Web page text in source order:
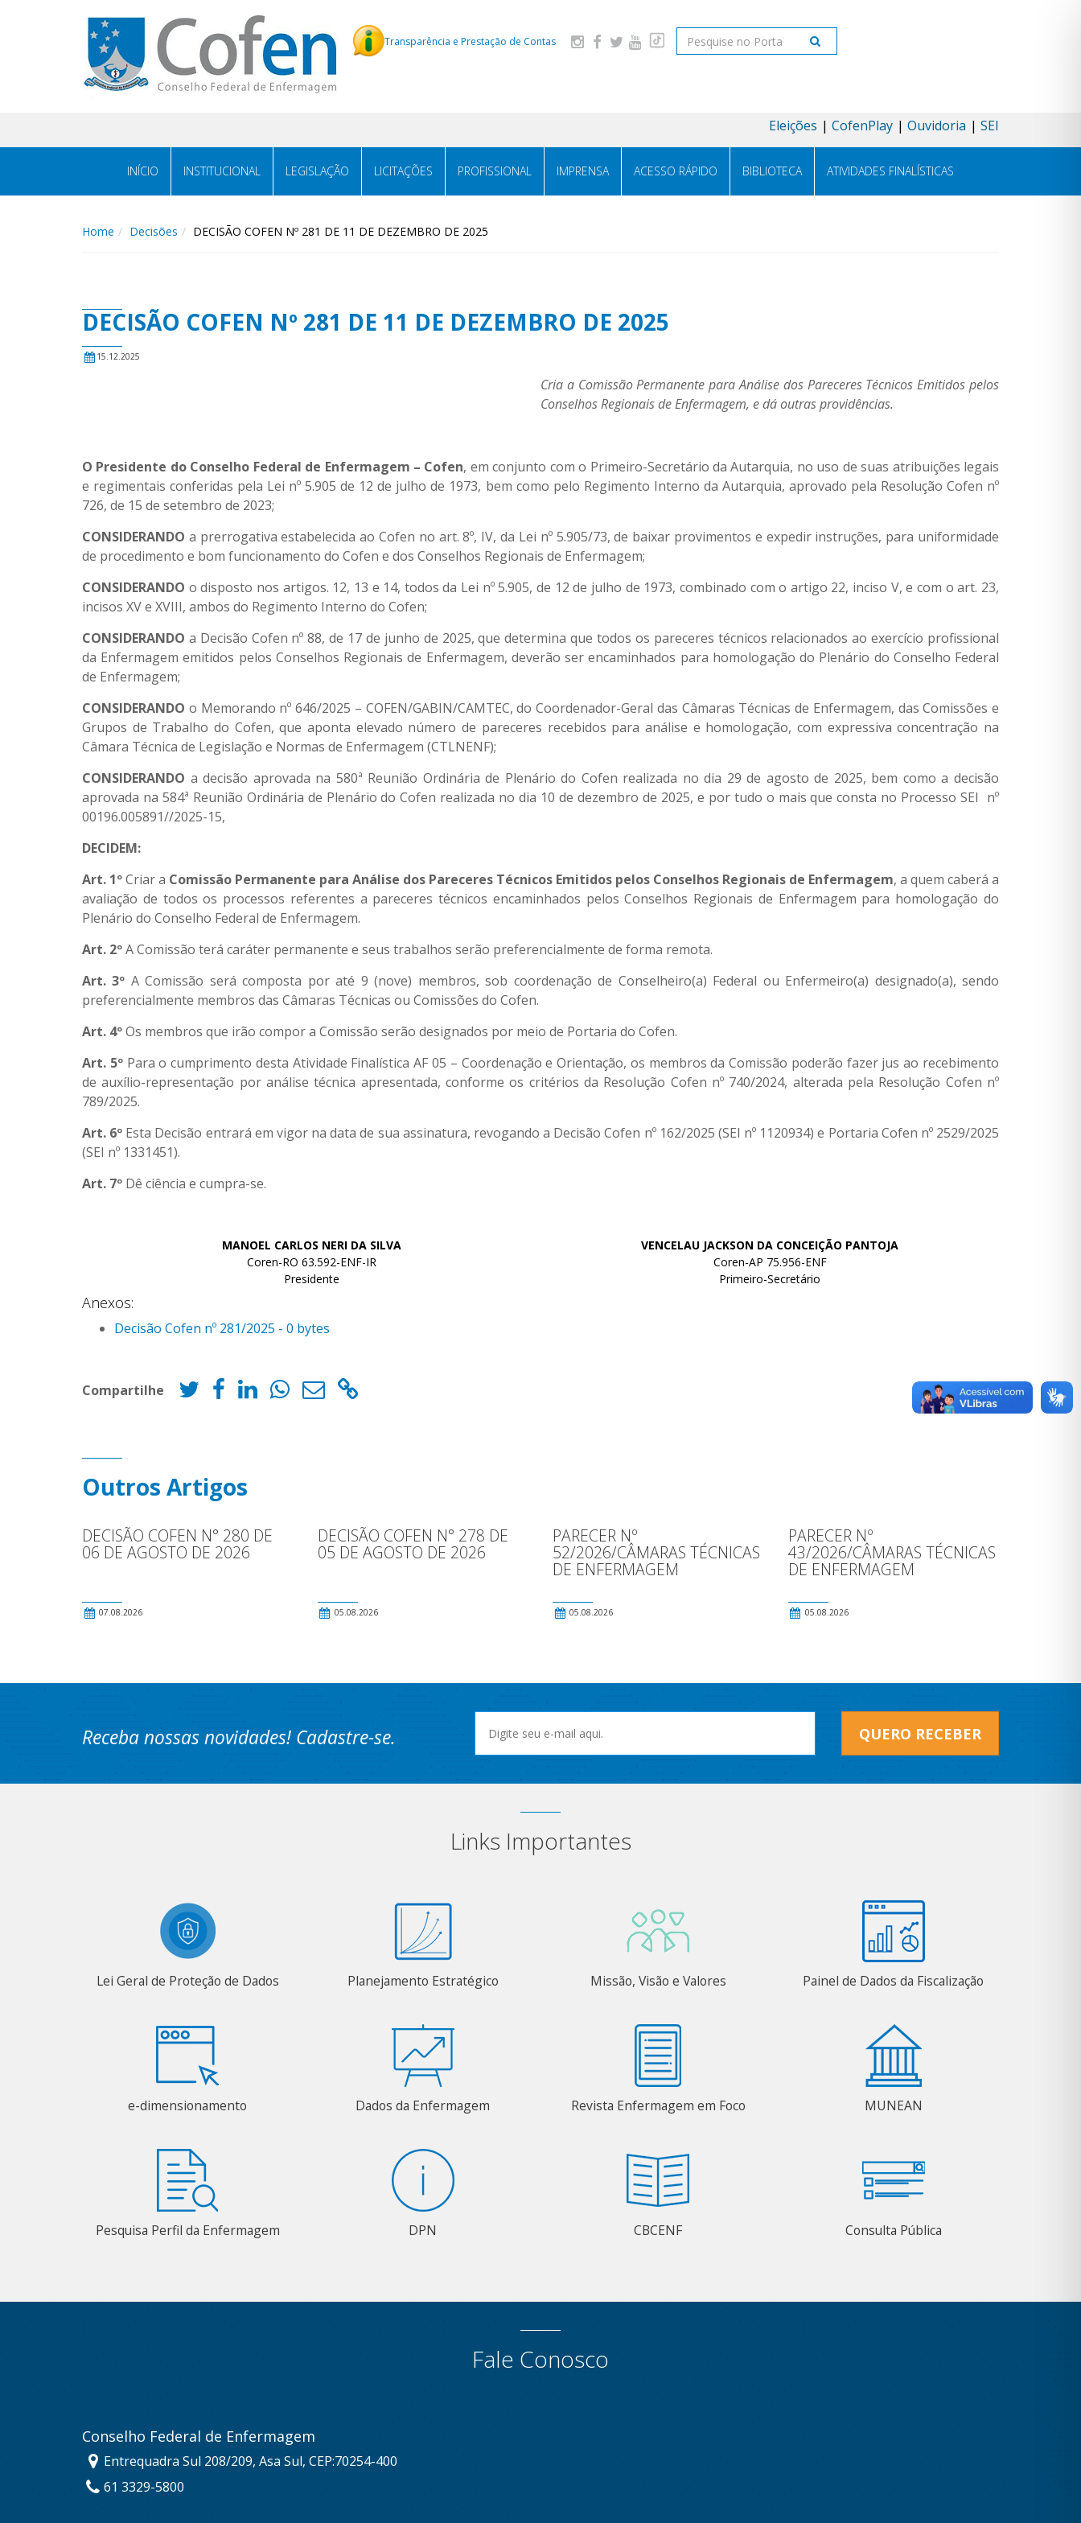
Transparência e Prestação de Contas Pesquisar
Eleições CofenPlay Ouvidoria SEI
INÍCIO INSTITUCIONAL LEGISLAÇÃO LICITAÇÕES PROFISSIONAL IMPRENSA ACESSO RÁPIDO BIBLIOTECA ATIVIDADES FINALÍSTICAS
Home Decisões DECISÃO COFEN Nº 281 DE 11 DE DEZEMBRO DE 2025
DECISÃO COFEN Nº 281 DE 11 DE DEZEMBRO DE 2025
15.12.2025
Cria a Comissão Permanente para Análise dos Pareceres Técnicos Emitidos pelos
Conselhos Regionais de Enfermagem, e dá outras providências.
O Presidente do Conselho Federal de Enfermagem – Cofen, em conjunto com o Primeiro-Secretário da Autarquia, no uso de suas atribuições legais
e regimentais conferidas pela Lei nº 5.905 de 12 de julho de 1973, bem como pelo Regimento Interno da Autarquia, aprovado pela Resolução Cofen nº
726, de 15 de setembro de 2023;
CONSIDERANDO a prerrogativa estabelecida ao Cofen no art. 8º, IV, da Lei nº 5.905/73, de baixar provimentos e expedir instruções, para uniformidade
de procedimento e bom funcionamento do Cofen e dos Conselhos Regionais de Enfermagem;
CONSIDERANDO o disposto nos artigos. 12, 13 e 14, todos da Lei nº 5.905, de 12 de julho de 1973, combinado com o artigo 22, inciso V, e com o art. 23,
incisos XV e XVIII, ambos do Regimento Interno do Cofen;
CONSIDERANDO a Decisão Cofen nº 88, de 17 de junho de 2025, que determina que todos os pareceres técnicos relacionados ao exercício profissional
da Enfermagem emitidos pelos Conselhos Regionais de Enfermagem, deverão ser encaminhados para homologação do Plenário do Conselho Federal
de Enfermagem;
CONSIDERANDO o Memorando nº 646/2025 – COFEN/GABIN/CAMTEC, do Coordenador-Geral das Câmaras Técnicas de Enfermagem, das Comissões e
Grupos de Trabalho do Cofen, que aponta elevado número de pareceres recebidos para análise e homologação, com expressiva concentração na
Câmara Técnica de Legislação e Normas de Enfermagem (CTLNENF);
CONSIDERANDO a decisão aprovada na 580ª Reunião Ordinária de Plenário do Cofen realizada no dia 29 de agosto de 2025, bem como a decisão
aprovada na 584ª Reunião Ordinária de Plenário do Cofen realizada no dia 10 de dezembro de 2025, e por tudo o mais que consta no Processo SEI nº
00196.005891//2025-15,
DECIDEM:
Art. 1ºCriar a Comissão Permanente para Análise dos Pareceres Técnicos Emitidos pelos Conselhos Regionais de Enfermagem, a quem caberá a
avaliação de todos os processos referentes a pareceres técnicos encaminhados pelos Conselhos Regionais de Enfermagem para homologação do
Plenário do Conselho Federal de Enfermagem.
Art. 2ºA Comissão terá caráter permanente e seus trabalhos serão preferencialmente de forma remota.
Art. 3º A Comissão será composta por até 9 (nove) membros, sob coordenação de Conselheiro(a) Federal ou Enfermeiro(a) designado(a), sendo
preferencialmente membros das Câmaras Técnicas ou Comissões do Cofen.
Art. 4ºOs membros que irão compor a Comissão serão designados por meio de Portaria do Cofen.
Art. 5º Para o cumprimento desta Atividade Finalística AF 05 – Coordenação e Orientação, os membros da Comissão poderão fazer jus ao recebimento
de auxílio-representação por análise técnica apresentada, conforme os critérios da Resolução Cofen nº 740/2024, alterada pela Resolução Cofen nº
789/2025.
Art. 6º Esta Decisão entrará em vigor na data de sua assinatura, revogando a Decisão Cofen nº 162/2025 (SEI nº 1120934) e Portaria Cofen nº 2529/2025
(SEI nº 1331451).
Art. 7º Dê ciência e cumpra-se.
MANOEL CARLOS NERI DA SILVA
Coren-RO 63.592-ENF-IR
Presidente
VENCELAU JACKSON DA CONCEIÇÃO PANTOJA
Coren-AP 75.956-ENF
Primeiro-Secretário
Anexos:
Decisão Cofen nº 281/2025 - 0 bytes
Compartilhe
Outros Artigos
DECISÃO COFEN N° 280 DE
06 DE AGOSTO DE 2026
07.08.2026
DECISÃO COFEN N° 278 DE
05 DE AGOSTO DE 2026
05.08.2026
PARECER Nº
52/2026/CÂMARAS TÉCNICAS
DE ENFERMAGEM
05.08.2026
PARECER Nº
43/2026/CÂMARAS TÉCNICAS
DE ENFERMAGEM
05.08.2026
Receba nossas novidades! Cadastre-se. QUERO RECEBER
Links Importantes
Lei Geral de Proteção de Dados Planejamento Estratégico Missão, Visão e Valores Painel de Dados da Fiscalização
e-dimensionamento Dados da Enfermagem Revista Enfermagem em Foco MUNEAN
Pesquisa Perfil da Enfermagem DPN CBCENF Consulta Pública
Fale Conosco
Conselho Federal de Enfermagem
Entrequadra Sul 208/209, Asa Sul, CEP:70254-400
61 3329-5800